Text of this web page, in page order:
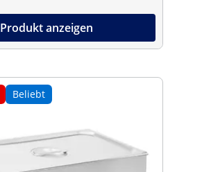
Produkt anzeigen
Beliebt